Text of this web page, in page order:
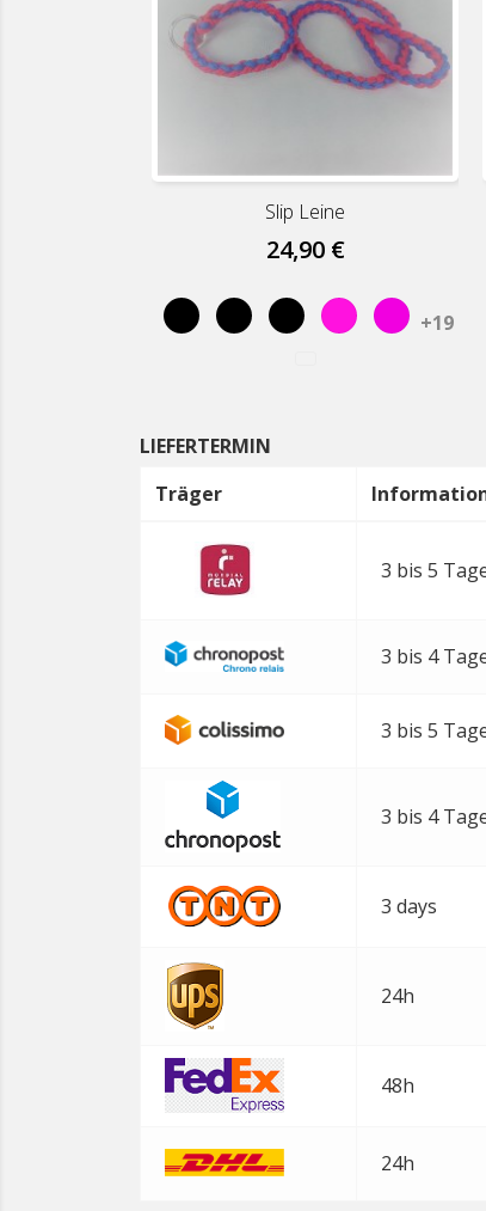
Slip Leine
24,90 €
SchwarzSchwarzSchwarzRosa Rosa+19
LIEFERTERMIN
Träger
3 bis 5
3 bis 4
3 bis 5
3 bis 4
3 days
24h
48h
24h